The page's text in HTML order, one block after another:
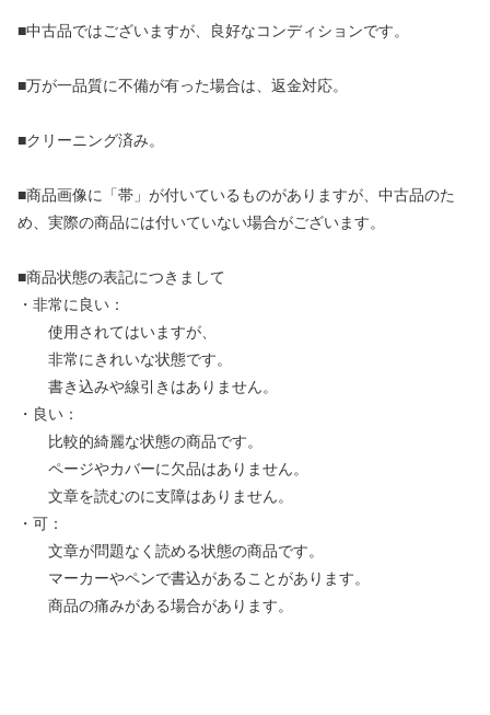
■中古品ではございますが、良好なコンディションです。
■万が一品質に不備が有った場合は、返金対応。
■クリーニング済み。
■商品画像に「帯」が付いているものがありますが、中古品のた
め、実際の商品には付いていない場合がございます。
■商品状態の表記につきまして
・非常に良い：
使用されてはいますが、
非常にきれいな状態です。
書き込みや線引きはありません。
・良い：
比較的綺麗な状態の商品です。
ページやカバーに欠品はありません。
文章を読むのに支障はありません。
・可：
文章が問題なく読める状態の商品です。
マーカーやペンで書込があることがあります。
商品の痛みがある場合があります。